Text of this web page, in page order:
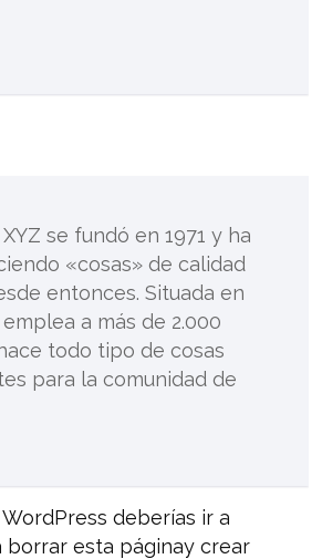
se fundó en 1971 y ha
«cosas» de calidad
entonces. Situada en
a más de 2.000
todo tipo de cosas
para la comunidad de
deberías ir a
borrar esta páginay crear